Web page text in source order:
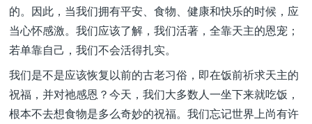
的。因此，当我们拥有平安、食物、健康和快乐的时候，应
当心怀感激。我们应该了解，我们活著，全靠天主的恩宠；
若单靠自己，我们不会活得扎实。
我们是不是应该恢复以前的古老习俗，即在饭前祈求天主的
祝福，并对祂感恩？今天，我们大多数人一坐下来就吃饭，
根本不去想食物是多么奇妙的祝福。我们忘记世界上尚有许